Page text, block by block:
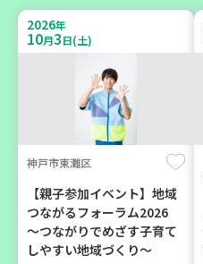
神戸市兵庫区
【第3地区本部】「ふれあい
喫茶つどい」気軽に集う居
場所（第1月曜日に開催）
ボランティア
カフェ・つどい場
2026年
10月3日(土)
神戸市東灘区
【親子参加イベント】地域
つながるフォーラム2026
～つながりでめざす子育て
しやすい地域づくり～